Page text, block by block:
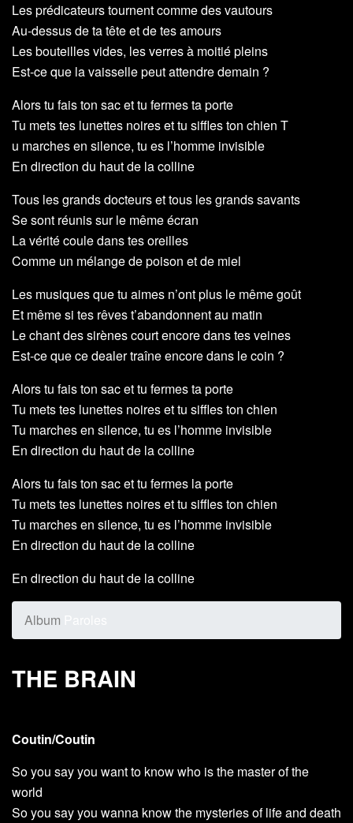
Les prédicateurs tournent comme des vautours
Au-dessus de ta tête et de tes amours
Les bouteilles vides, les verres à moitié pleins
Est-ce que la vaisselle peut attendre demain ?
Alors tu fais ton sac et tu fermes ta porte
Tu mets tes lunettes noires et tu siffles ton chien T
u marches en silence, tu es l’homme invisible
En direction du haut de la colline
Tous les grands docteurs et tous les grands savants
Se sont réunis sur le même écran
La vérité coule dans tes oreilles
Comme un mélange de poison et de miel
Les musiques que tu aimes n’ont plus le même goût
Et même si tes rêves t’abandonnent au matin
Le chant des sirènes court encore dans tes veines
Est-ce que ce dealer traîne encore dans le coin ?
Alors tu fais ton sac et tu fermes ta porte
Tu mets tes lunettes noires et tu siffles ton chien
Tu marches en silence, tu es l’homme invisible
En direction du haut de la colline
Alors tu fais ton sac et tu fermes la porte
Tu mets tes lunettes noires et tu siffles ton chien
Tu marches en silence, tu es l’homme invisible
En direction du haut de la colline
En direction du haut de la colline
Album
THE BRAIN
Coutin/Coutin
So you say you want to know who is the master of the
world
So you say you wanna know the mysteries of life and death